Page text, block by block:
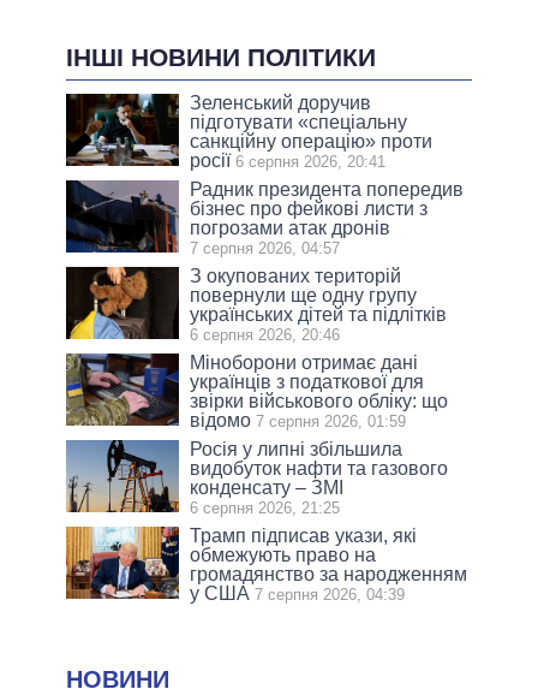
ІНШІ НОВИНИ ПОЛІТИКИ
Зеленський доручив
підготувати «спеціальну
санкційну операцію» проти
росії 6 серпня 2026, 20:41
Радник президента попередив
бізнес про фейкові листи з
погрозами атак дронів
7 серпня 2026, 04:57
З окупованих територій
повернули ще одну групу
українських дітей та підлітків
6 серпня 2026, 20:46
Міноборони отримає дані
українців з податкової для
звірки військового обліку: що
відомо 7 серпня 2026, 01:59
Росія у липні збільшила
видобуток нафти та газового
конденсату – ЗМІ
6 серпня 2026, 21:25
Трамп підписав укази, які
обмежують право на
громадянство за народженням
у США 7 серпня 2026, 04:39
НОВИНИ